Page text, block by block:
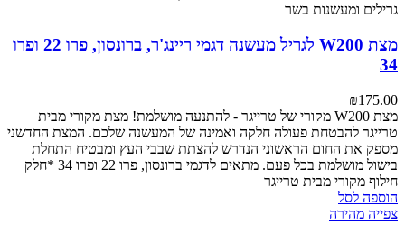
מצת W200 לגריל מעשנה דגמי ריינג'ר, ברונסון, פרו 22 ופרו
34
₪175.00
מצת W200 מקורי של טרייגר - להתנעה מושלמת!
מצת מקורי מבית
טרייגר להבטחת פעולה חלקה ואמינה של המעשנה שלכם. המצת החדשני
מספק את החום הראשוני הנדרש להצתת שבבי העץ ומבטיח התחלת
בישול מושלמת בכל פעם. מתאים לדגמי ברונסון, פרו 22 ופרו 34
*חלק
חילוף מקורי מבית טרייגר
הוספה לסל
צפייה מהירה